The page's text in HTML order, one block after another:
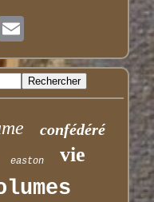
confédéré
easton vie